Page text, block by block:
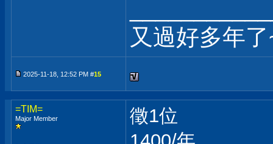
又過好多年
2025-11-18, 12:52 PM #15
=TIM=
Major Member
徵1位